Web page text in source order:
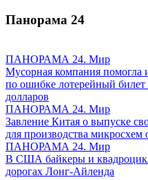
Панорама 24
ПАНОРАМА 24. Мир
Мусорная компания
по ошибке лотерейный
долларов
ПАНОРАМА 24. Мир
Завление Китая о выпуске
для производства
ПАНОРАМА 24. Мир
В США байкеры и
дорогах Лонг-Айленда